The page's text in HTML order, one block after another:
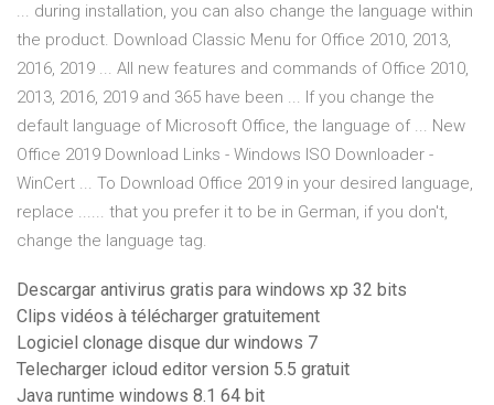
... during installation, you can also change the language within
the product. Download Classic Menu for Office 2010, 2013,
2016, 2019 ... All new features and commands of Office 2010,
2013, 2016, 2019 and 365 have been ... If you change the
default language of Microsoft Office, the language of ... New
Office 2019 Download Links - Windows ISO Downloader -
WinCert ... To Download Office 2019 in your desired language,
replace ...... that you prefer it to be in German, if you don't,
change the language tag.
Descargar antivirus gratis para windows xp 32 bits
Clips vidéos à télécharger gratuitement
Logiciel clonage disque dur windows 7
Telecharger icloud editor version 5.5 gratuit
Java runtime windows 8.1 64 bit